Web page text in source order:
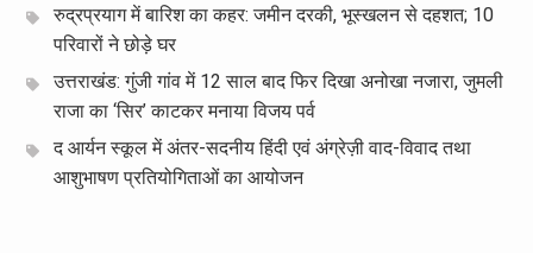
रुद्रप्रयाग में बारिश का कहर: जमीन दरकी, भूस्खलन से दहशत; 10
परिवारों ने छोड़े घर
उत्तराखंड: गुंजी गांव में 12 साल बाद फिर दिखा अनोखा नजारा, जुमली
राजा का ‘सिर’ काटकर मनाया विजय पर्व
द आर्यन स्कूल में अंतर-सदनीय हिंदी एवं अंग्रेज़ी वाद-विवाद तथा
आशुभाषण प्रतियोगिताओं का आयोजन